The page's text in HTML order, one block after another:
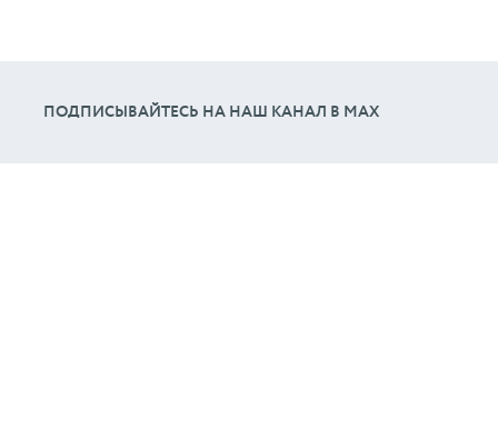
ПОДПИСЫВАЙТЕСЬ НА НАШ КАНАЛ В МАХ